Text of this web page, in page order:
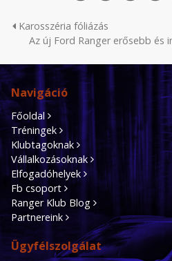
Karosszéria fóliázás
Az új Ford Ranger erősebb és
Navigáció
Főoldal
Tréningek
Klubtagoknak
Vállalkozásoknak
Elfogadóhelyek
Fb csoport
Ranger Klub Blog
Partnereink
Ügyfélszolgálat